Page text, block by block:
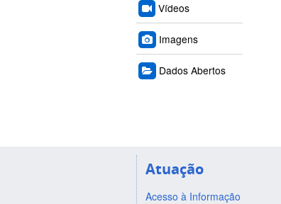
Vídeos
Imagens
Dados Abertos
Atuação
Acesso à Informação